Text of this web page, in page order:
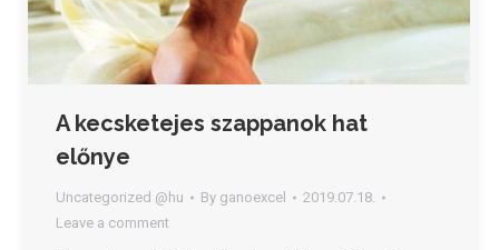
A kecsketejes szappanok hat
előnye
Uncategorized @hu By ganoexcel
2019.07.18.
Leave a comment